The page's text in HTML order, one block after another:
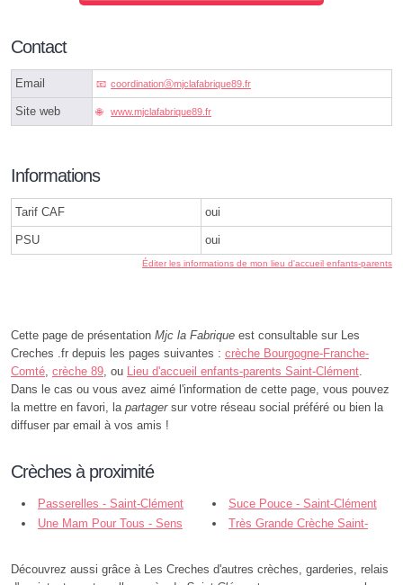
Contact
Email coordinationⓐmjclafabrique89.fr
Site web www.mjclafabrique89.fr
Informations
Tarif CAF oui
PSU oui
Éditer les informations de mon lieu d'accueil enfants-parents
Cette page de présentation Mjc la Fabrique est consultable sur Les
Creches .fr depuis les pages suivantes : crèche Bourgogne-Franche-
Comté crèche 89 , ou Lieu d'accueil enfants-parents Saint-Clément
Dans le cas ou vous avez aimé l'information de cette page, vous pouvez
la mettre en favori, la partagersur votre réseau social préféré ou bien la
diffuser par email à vos amis !
Crèches à proximité
Passerelles - Saint-Clément
Suce Pouce - Saint-Clément
Une Mam Pour Tous - Sens
Très Grande Crèche Saint-
Découvrez aussi grâce à Les Creches d'autres crèches, garderies, relais